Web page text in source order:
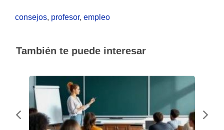
consejos, profesor, empleo
También te puede interesar